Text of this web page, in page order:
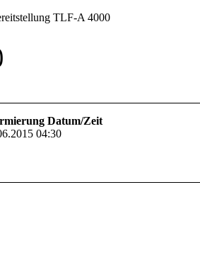
TLF-A 4000
Datum/Zeit
04:30